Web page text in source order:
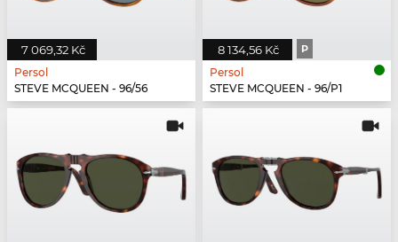
7 069,32 Kč
Persol
STEVE MCQUEEN - 96/56
8 134,56 Kč P
Persol
STEVE MCQUEEN - 96/P1